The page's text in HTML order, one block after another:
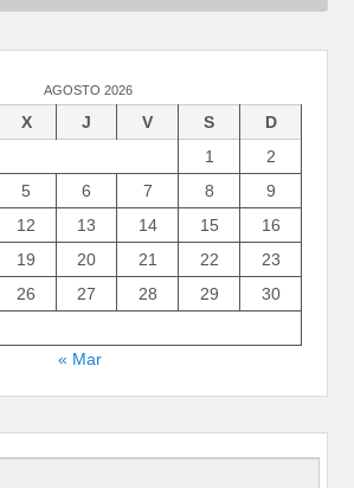
AGOSTO 2026
X J V S
D
1
2
5 6 7 8
9
12 13 14 15
16
19 20 21 22
23
26 27 28 29
30
« Mar